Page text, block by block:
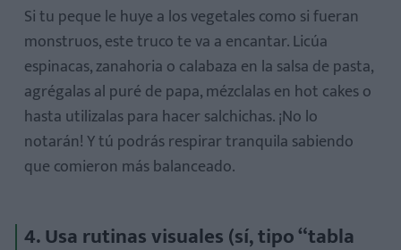
Si tu peque le huye a los vegetales como si fueran
monstruos, este truco te va a encantar. Licúa
espinacas, zanahoria o calabaza en la salsa de pasta,
agrégalas al puré de papa, mézclalas en hot cakes o
hasta utilizalas para hacer salchichas. ¡No lo
notarán! Y tú podrás respirar tranquila sabiendo
que comieron más balanceado.
4. Usa rutinas visuales (sí, tipo “tabla